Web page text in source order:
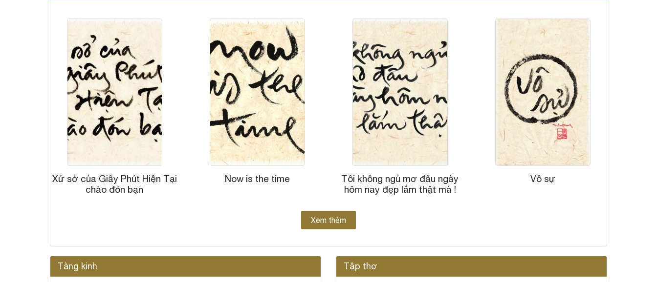
Xứ sở của Giây Phút Hiện Tại
chào đón bạn
Now is the time
Tôi không ngủ mơ đâu ngày
hôm nay đẹp lắm thật mà !
Vô sự
Xem thêm
Tàng kinh Tập thơ